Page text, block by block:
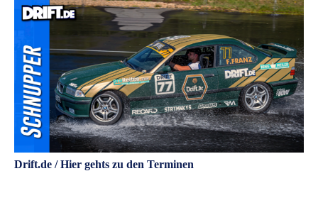
Drift.de / Hier gehts zu den Terminen